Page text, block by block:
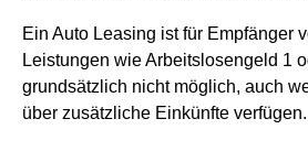
Ein Auto Leasing ist für Empfänger
Leistungen wie Arbeitslosengeld 1
grundsätzlich nicht möglich, auch
über zusätzliche Einkünfte verfügen.